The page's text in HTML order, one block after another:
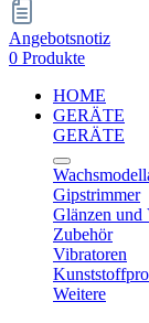
Angebotsnotiz
0 Produkte
HOME
GERÄTE
GERÄTE
Gipstrimmer
Glänzen und
Zubehör
Vibratoren
Weitere